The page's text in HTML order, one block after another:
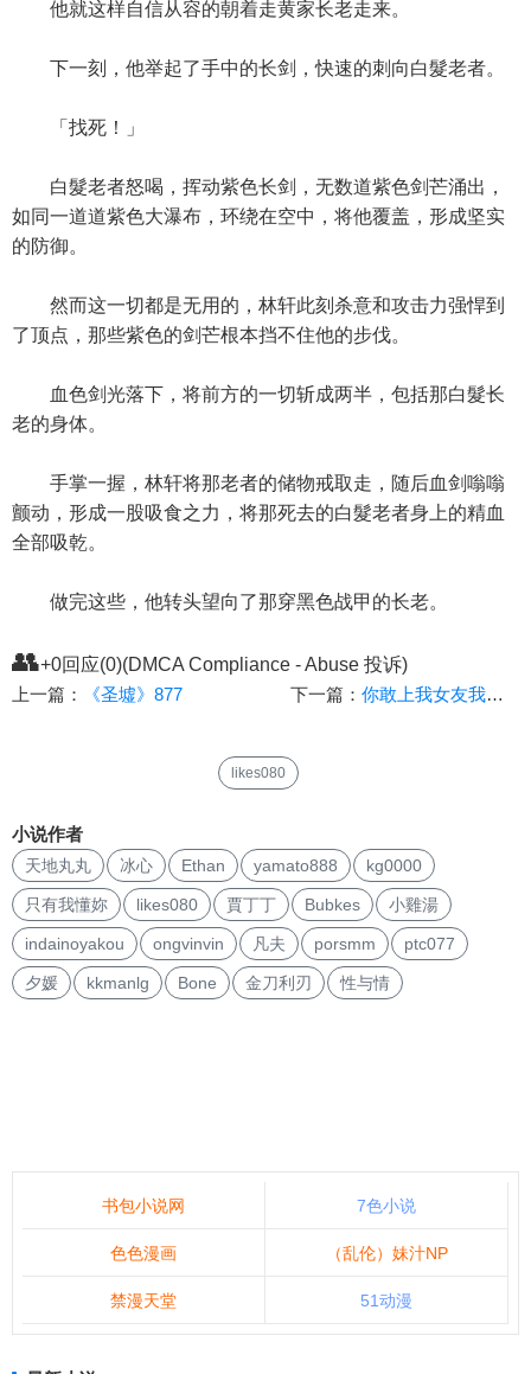
他就这样自信从容的朝着走黄家长老走来。
下一刻，他举起了手中的长剑，快速的刺向白髮老者。
「找死！」
白髮老者怒喝，挥动紫色长剑，无数道紫色剑芒涌出，
如同一道道紫色大瀑布，环绕在空中，将他覆盖，形成坚实
的防御。
然而这一切都是无用的，林轩此刻杀意和攻击力强悍到
了顶点，那些紫色的剑芒根本挡不住他的步伐。
血色剑光落下，将前方的一切斩成两半，包括那白髮长
老的身体。
手掌一握，林轩将那老者的储物戒取走，随后血剑嗡嗡
颤动，形成一股吸食之力，将那死去的白髮老者身上的精血
全部吸乾。
做完这些，他转头望向了那穿黑色战甲的长老。
👥+0回应(0)(DMCA Compliance - Abuse 投诉)
上一篇：
《圣墟》877 下一篇：你敢上我女友我就敢干你全家
likes080
小说作者
天地丸丸 冰心 Ethan yamato888 kg0000
只有我懂妳 likes080 賈丁丁 Bubkes 小雞湯
indainoyakou ongvinvin 凡夫 porsmm ptc077
夕媛 kkmanlg Bone 金刀利刃 性与情
书包小说网 7色小说
色色漫画 （乱伦）妹汁NP
禁漫天堂 51动漫